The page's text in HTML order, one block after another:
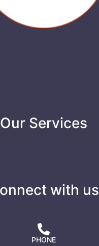
Our Services
with us
PHONE